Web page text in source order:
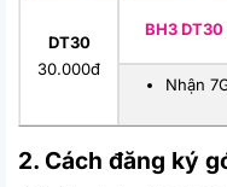
DT30
30.000đ
BH3 DT30
Nhận
2. Cách đăng ký